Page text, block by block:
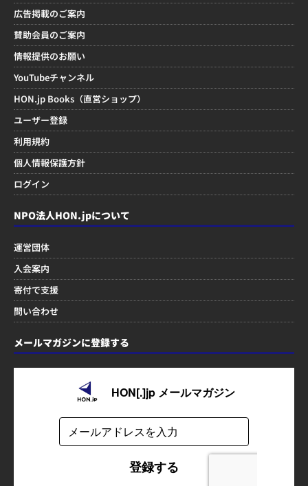
広告掲載のご案内
賛助会員のご案内
情報提供のお願い
YouTubeチャンネル
HON.jp Books（直営ショップ）
ユーザー登録
利用規約
個人情報保護方針
ログイン
NPO法人HON.jpについて
運営団体
入会案内
寄付で支援
問い合わせ
メールマガジンに登録する